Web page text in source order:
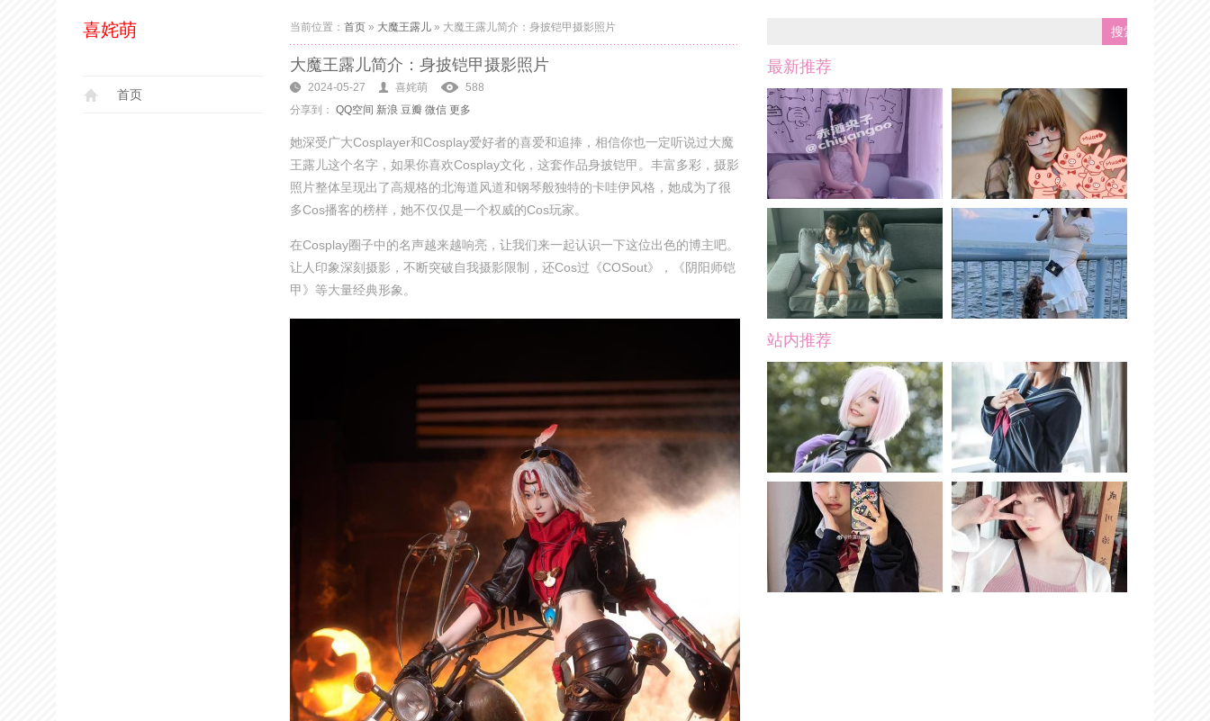
喜姹萌
首页
当前位置： 首页 » 大魔王露儿 » 大魔王露儿简介：身披铠甲摄影照片
大魔王露儿简介：身披铠甲摄影照片
2024-05-27 喜姹萌
588
分享到： QQ空间 新浪 豆瓣 微信 更多
她深受广大Cosplayer和Cosplay爱好者的喜爱和追捧，相信你也一定听说过大魔
王露儿这个名字，如果你喜欢Cosplay文化，这套作品身披铠甲。丰富多彩，摄影
照片整体呈现出了高规格的北海道风道和钢琴般独特的卡哇伊风格，她成为了很
多Cos播客的榜样，她不仅仅是一个权威的Cos玩家。
在Cosplay圈子中的名声越来越响亮，让我们来一起认识一下这位出色的博主吧。
让人印象深刻摄影，不断突破自我摄影限制，还Cos过《COSout》，《阴阳师铠
甲》等大量经典形象。
最新推荐
站内推荐